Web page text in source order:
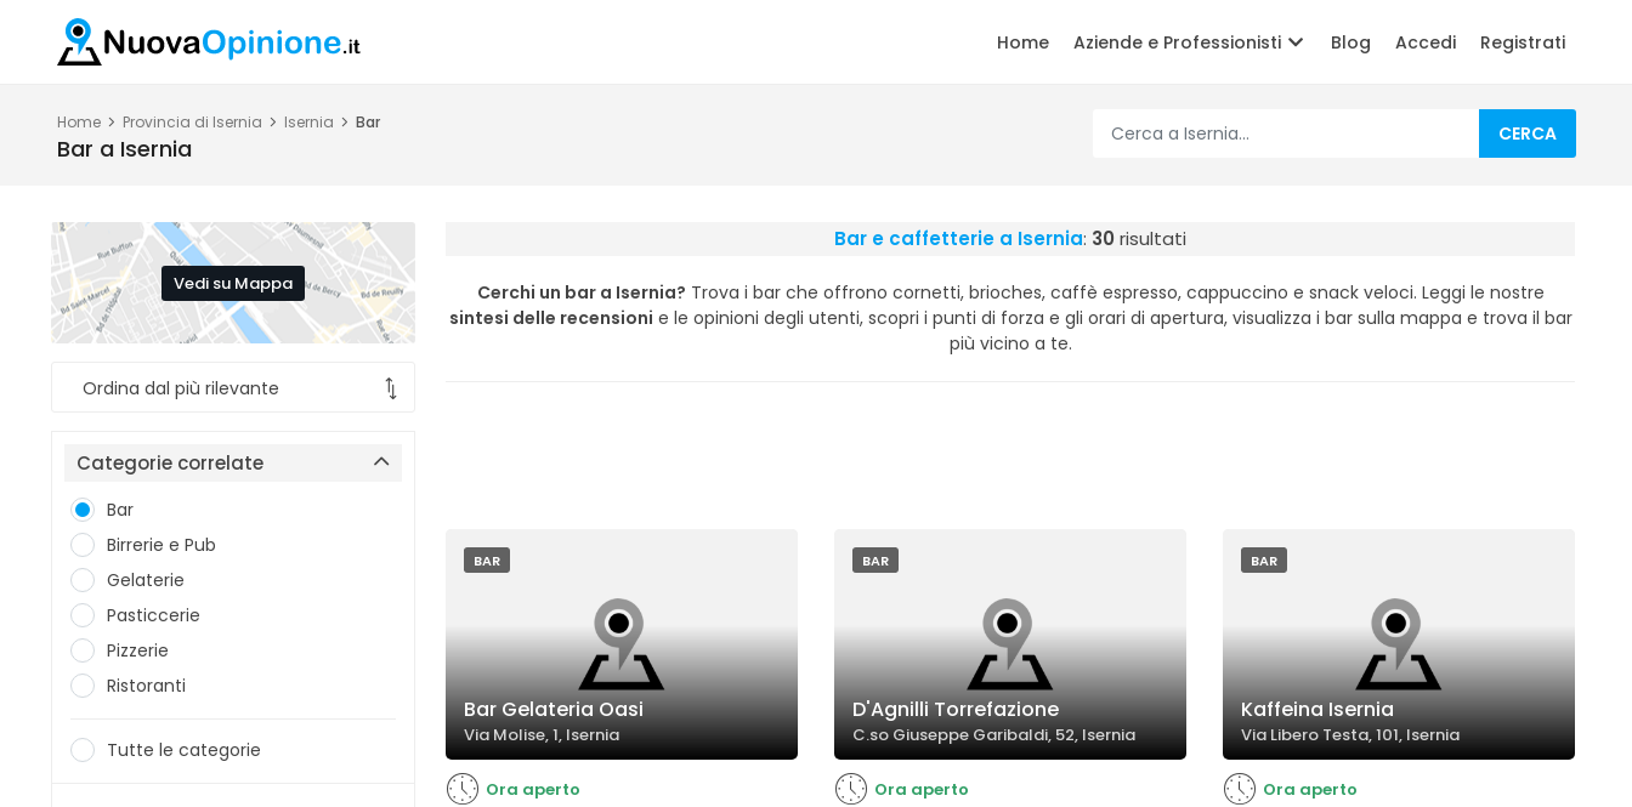
Home Aziende e Professionisti Blog Accedi Registrati
Home Provincia di Isernia Isernia Bar
Bar a Isernia
CERCA
Vedi su Mappa
Categorie correlate
Bar
Birrerie e Pub
Gelaterie
Pasticcerie
Pizzerie
Ristoranti
Tutte le categorie
Bar e caffetterie a Isernia: 30 risultati
Cerchi un bar a Isernia? Trova i bar che offrono cornetti, brioches, caffè espresso, cappuccino e snack veloci. Leggi le nostre
sintesi delle recensioni e le opinioni degli utenti, scopri i punti di forza e gli orari di apertura, visualizza i bar sulla mappa e trova il bar
più vicino a te.
BAR
Bar Gelateria Oasi
Via Molise, 1, Isernia
Ora aperto
BAR
D'Agnilli Torrefazione
C.so Giuseppe Garibaldi, 52, Isernia
Ora aperto
BAR
Kaffeina Isernia
Via Libero Testa, 101, Isernia
Ora aperto